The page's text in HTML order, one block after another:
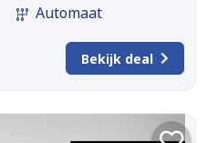
Automaat
Bekijk deal